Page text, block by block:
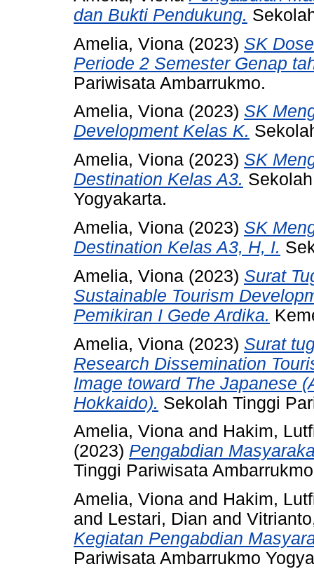
dan Bukti Pendukung.
Amelia, Viona (2023) SK
Periode 2 Semester Genap
Pariwisata Ambarrukmo.
Amelia, Viona (2023) SK
Development Kelas K.
Amelia, Viona (2023) SK
Destination Kelas A3.
Yogyakarta.
Amelia, Viona (2023) SK
Destination Kelas A3, H, I.
Amelia, Viona (2023) Surat
Sustainable Tourism
Pemikiran I Gede Ardika.
Amelia, Viona (2023) Surat
Research Dissemination
Image toward The Japanese
Hokkaido). Sekolah Tinggi
Amelia, Viona and Hakim,
(2023) Pengabdian
Tinggi Pariwisata
Amelia, Viona and Hakim,
and Lestari, Dian and
Kegiatan Pengabdian
Pariwisata Ambarrukmo